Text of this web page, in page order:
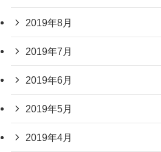
2019年8月
2019年7月
2019年6月
2019年5月
2019年4月